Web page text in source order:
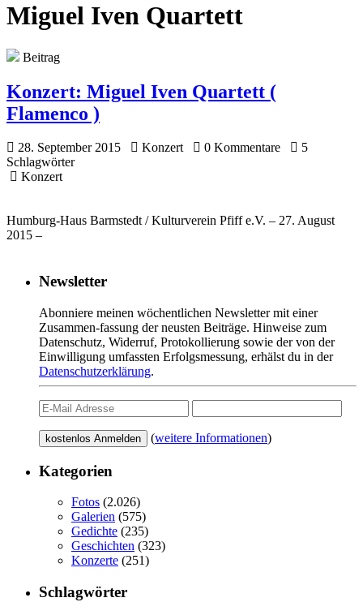
Miguel Iven Quartett
Beitrag
Konzert: Miguel Iven Quartett (
Flamenco )
28. September 2015 Konzert 0 Kommentare
5
Schlagwörter
Konzert
Humburg-Haus Barmstedt / Kulturverein Pfiff e.V. – 27. August
2015 –
Newsletter
Abonniere meinen wöchentlichen Newsletter mit einer
Zusammen-fassung der neusten Beiträge. Hinweise zum
Datenschutz, Widerruf, Protokollierung sowie der von der
Einwilligung umfassten Erfolgsmessung, erhälst du in der
Datenschutzerklärung.
(weitere Informationen)
Kategorien
Fotos (2.026)
Galerien (575)
Gedichte (235)
Geschichten (323)
Konzerte (251)
Schlagwörter